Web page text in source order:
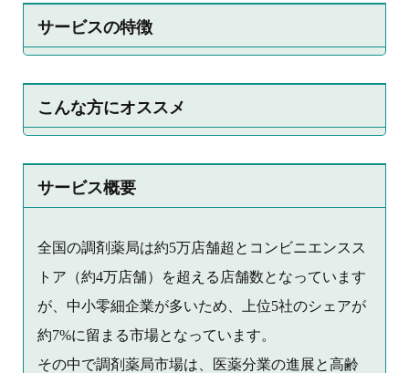
サービスの特徴
こんな方にオススメ
サービス概要
全国の調剤薬局は約5万店舗超とコンビニエンスス
トア（約4万店舗）を超える店舗数となっています
が、中小零細企業が多いため、上位5社のシェアが
約7%に留まる市場となっています。
その中で調剤薬局市場は、医薬分業の進展と高齢